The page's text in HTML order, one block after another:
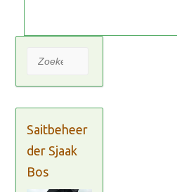
Zoeken
Saitbeheer
der Sjaak
Bos